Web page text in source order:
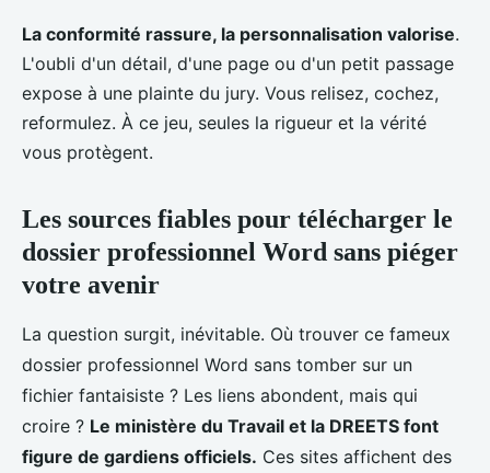
La conformité rassure, la personnalisation valorise.
L'oubli d'un détail, d'une page ou d'un petit passage
expose à une plainte du jury. Vous relisez, cochez,
reformulez. À ce jeu, seules la rigueur et la vérité
vous protègent.
Les sources fiables pour télécharger le
dossier professionnel Word sans piéger
votre avenir
La question surgit, inévitable. Où trouver ce fameux
dossier professionnel Word sans tomber sur un
fichier fantaisiste ? Les liens abondent, mais qui
croire ? Le ministère du Travail et la DREETS font
figure de gardiens officiels. Ces sites affichent des